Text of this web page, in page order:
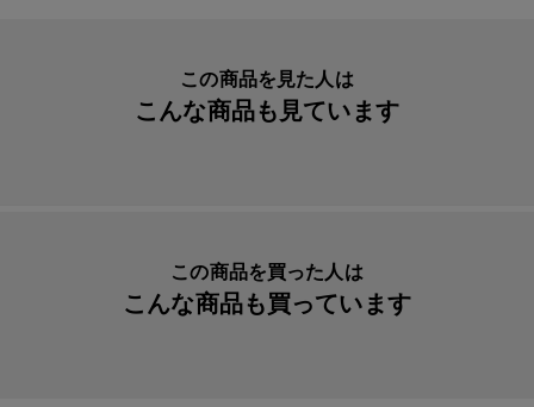
人工皮革（ウルトラスエード（Ｒ））、牛革
商品パッケージが従来のＰＰ（ポリプロピレン）素材から
AEG0380
この商品を見た人は
こんな商品も見ています
この商品を買った人は
こんな商品も買っています